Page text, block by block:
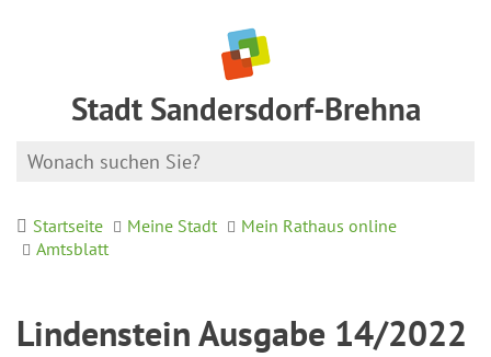
Stadt Sandersdorf-Brehna
Startseite Meine Stadt
Mein Rathaus online
Amtsblatt
Lindenstein Ausgabe 14/2022